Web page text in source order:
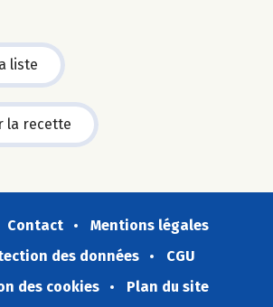
liste
la recette
Contact
Mentions légales
des données
CGU
des cookies
Plan du site